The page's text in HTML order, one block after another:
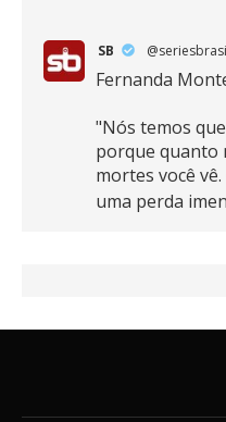
SB
Fernanda
"Nós temos
porque quanto
mortes você
uma perda
16 389